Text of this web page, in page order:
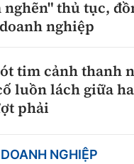
nghẽn" thủ tục,
nghiệp
tim cảnh thanh
luồn lách giữa
phải
NGHIỆP